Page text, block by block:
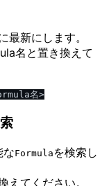
最新にします。
名と置き換えて
なFormula を検索し
えてください。